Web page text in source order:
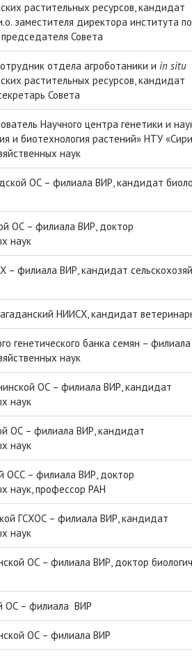
растительных ресурсов, кандидат
заместителя директора института
Совета
отдела агроботаники и in situ
растительных ресурсов, кандидат
Совета
Научного центра генетики и
и биотехнология растений» НТУ
наук
ОС – филиала ВИР, кандидат
ОС – филиала ВИР, доктор
наук
– филиала ВИР, кандидат
НИИСХ, кандидат
генетического банка семян –
наук
ОС – филиала ВИР, кандидат
наук
ОС – филиала ВИР, кандидат
наук
ОСС – филиала ВИР, доктор
наук, профессор РАН
ГСХОС – филиала ВИР, кандидат
наук
ОС – филиала ВИР, доктор
ОС – филиала ВИР
ОС – филиала ВИР